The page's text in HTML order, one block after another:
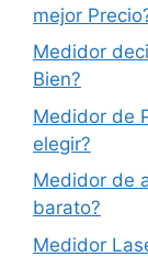
mejor
Medidor
Bien?
Medidor de
elegir?
Medidor de
barato?
Medidor